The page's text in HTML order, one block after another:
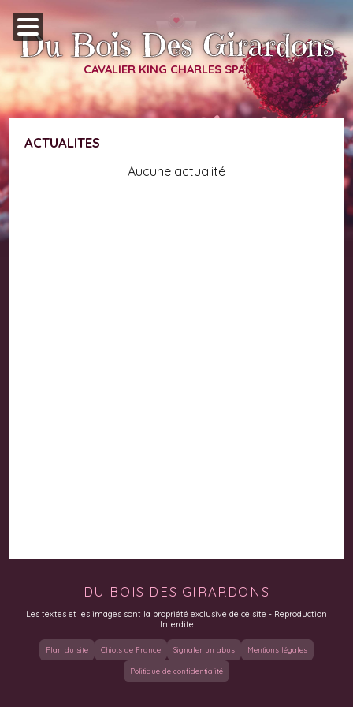
Du Bois Des Girardons
CAVALIER KING CHARLES SPANIEL
ACTUALITES
Aucune actualité
DU BOIS DES GIRARDONS
Les textes et les images sont la propriété exclusive de ce site - Reproduction
Interdite
Plan du site Chiots de France Signaler un abus Mentions légales
Politique de confidentialité